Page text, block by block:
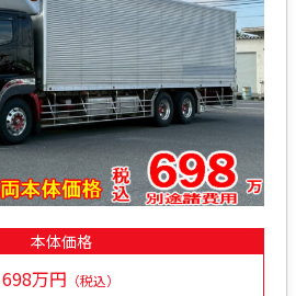
本体価格
698万円 （税込）